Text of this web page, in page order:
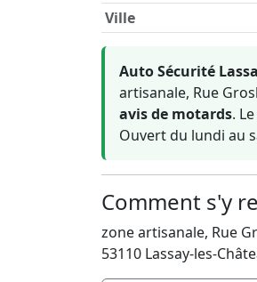
Informations clés sur
Ville
Auto Sécurité
artisanale, Rue
avis de motards.
Ouvert du lundi au
Comment s'y
zone artisanale, Rue
53110 Lassay-les-